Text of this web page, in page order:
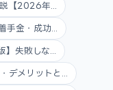
【2026年...
金・成功...
失敗しな...
デメリットと...